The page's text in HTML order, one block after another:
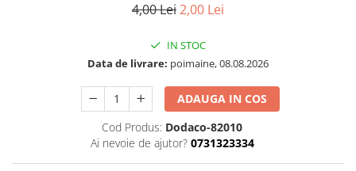
4,00 Lei2,00 Lei
IN STOC
Data de livrare: poimaine, 08.08.2026
ADAUGA IN COS
Cod Produs: Dodaco-82010
Ai nevoie de ajutor? 0731323334